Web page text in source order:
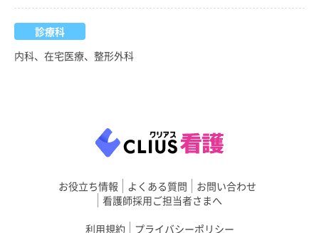
診療科
内科、在宅医療、整形外科
お役立ち情報 よくある質問
お問い合わせ
看護師採用ご担当者さまへ
利用規約
プライバシーポリシー